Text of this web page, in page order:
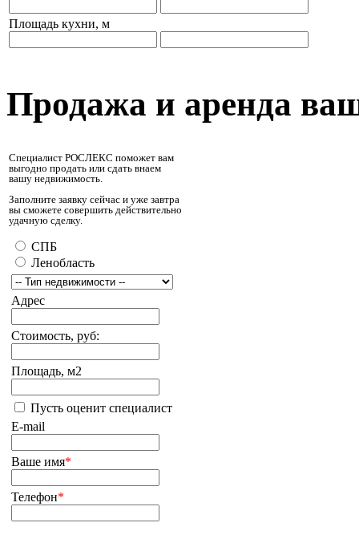
Площадь кухни, м
Продажа и аренда
Специалист РОСЛЕКС поможет вам
выгодно продать или сдать внаем
вашу недвижимость.
Заполните заявку сейчас и уже завтра
вы сможете совершить действительно
удачную сделку.
СПБ
Ленобласть
Адрес
Стоимость, руб:
Площадь, м2
Пусть оценит специалист
E-mail
Ваше имя*
Телефон*